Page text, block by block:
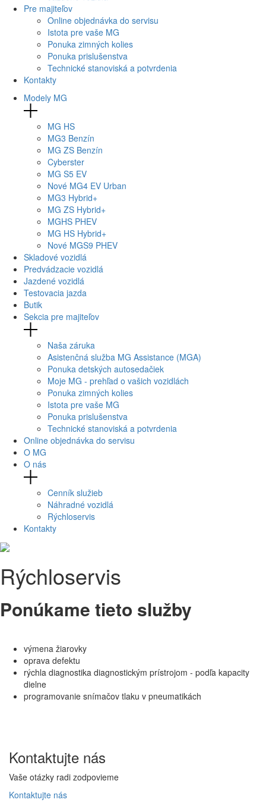
Pre majiteľov
Online objednávka do servisu
Istota pre vaše MG
Ponuka zimných kolies
Ponuka prislušenstva
Technické stanoviská a potvrdenia
Kontakty
Modely MG
MG HS
MG3 Benzín
MG ZS Benzín
Cyberster
MG S5 EV
Nové MG4 EV Urban
MG3 Hybrid+
MG ZS Hybrid+
MGHS PHEV
MG HS Hybrid+
Nové MGS9 PHEV
Skladové vozidlá
Predvádzacie vozidlá
Jazdené vozidlá
Testovacia jazda
Butik
Sekcia pre majiteľov
Naša záruka
Asistenčná služba MG Assistance (MGA)
Ponuka detských autosedačiek
Moje MG - prehľad o vašich vozidlách
Ponuka zimných kolies
Istota pre vaše MG
Ponuka prislušenstva
Technické stanoviská a potvrdenia
Online objednávka do servisu
O MG
O nás
Cenník služieb
Náhradné vozidlá
Rýchloservis
Kontakty
Rýchloservis
Ponúkame tieto služby
výmena žiarovky
oprava defektu
rýchla diagnostika diagnostickým prístrojom - podľa kapacity
dielne
programovanie snímačov tlaku v pneumatikách
Kontaktujte nás
Vaše otázky radi zodpovieme
Kontaktujte nás